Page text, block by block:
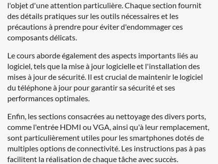
l'objet d'une attention particulière. Chaque section fournit
des détails pratiques sur les outils nécessaires et les
précautions à prendre pour éviter d'endommager ces
composants délicats.
Le cours aborde également des aspects importants liés au
logiciel, tels que la mise à jour logicielle et l'installation des
mises à jour de sécurité. Il est crucial de maintenir le logiciel
du téléphone à jour pour garantir sa sécurité et ses
performances optimales.
Enfin, les sections consacrées au nettoyage des divers ports,
comme l'entrée HDMI ou VGA, ainsi qu'à leur remplacement,
sont particulièrement utiles pour les smartphones dotés de
multiples options de connectivité. Les instructions pas à pas
facilitent la réalisation de chaque tâche avec succès.